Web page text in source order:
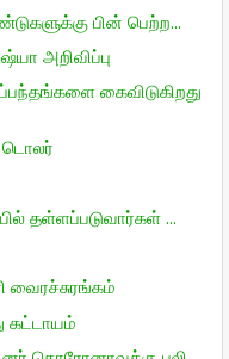
பின் பெற்ற...
அறிவிப்பு
கைவிடுகிறது
டொலர்
தள்ளப்படுவார்கள் ...
வைரச்சுரங்கம்
கட்டாயம்